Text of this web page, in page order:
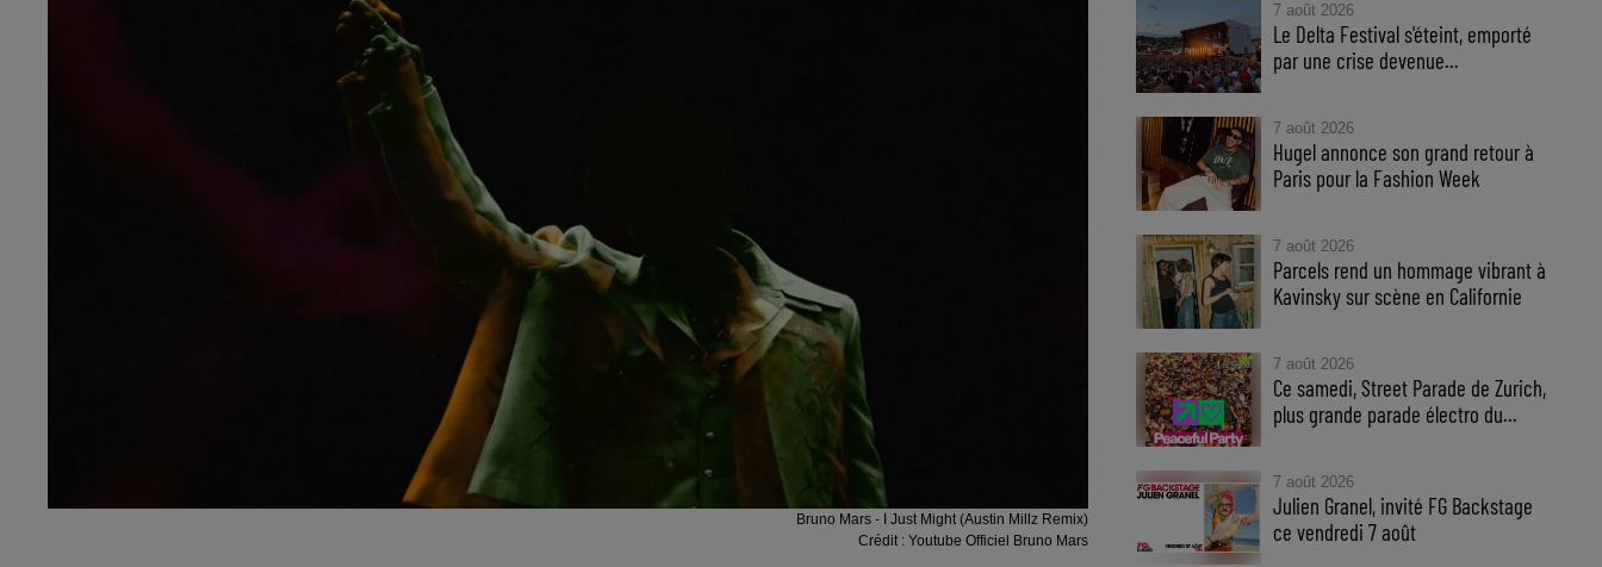
Bruno Mars - I Just Might (Austin Millz Remix)
Crédit : Youtube Officiel Bruno Mars
7 août 2026
Le Delta Festival s'éteint, emporté
par une crise devenue...
7 août 2026
Hugel annonce son grand retour à
Paris pour la Fashion Week
7 août 2026
Parcels rend un hommage vibrant à
Kavinsky sur scène en Californie
7 août 2026
Ce samedi, Street Parade de Zurich,
plus grande parade électro du...
7 août 2026
Julien Granel, invité FG Backstage
ce vendredi 7 août